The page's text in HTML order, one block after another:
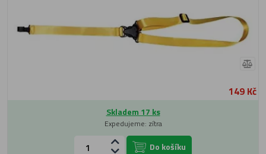
149 Kč
Skladem 17 ks
Expedujeme: zítra
Do košíku